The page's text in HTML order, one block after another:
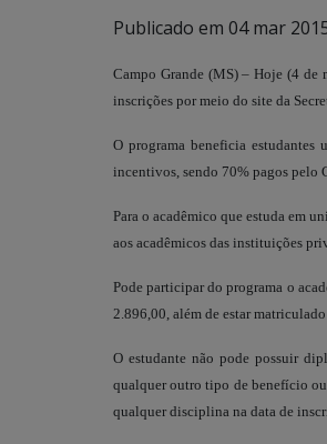
Publicado em 04 mar
Campo Grande (MS) – Hoje (4 de
inscrições por meio do site da
O programa beneficia
incentivos, sendo 70% pagos pelo
Para o acadêmico que estuda em
aos acadêmicos das instituições
Pode participar do programa o
2.896,00, além de estar
O estudante não pode possuir
qualquer outro tipo de benefício
qualquer disciplina na data de